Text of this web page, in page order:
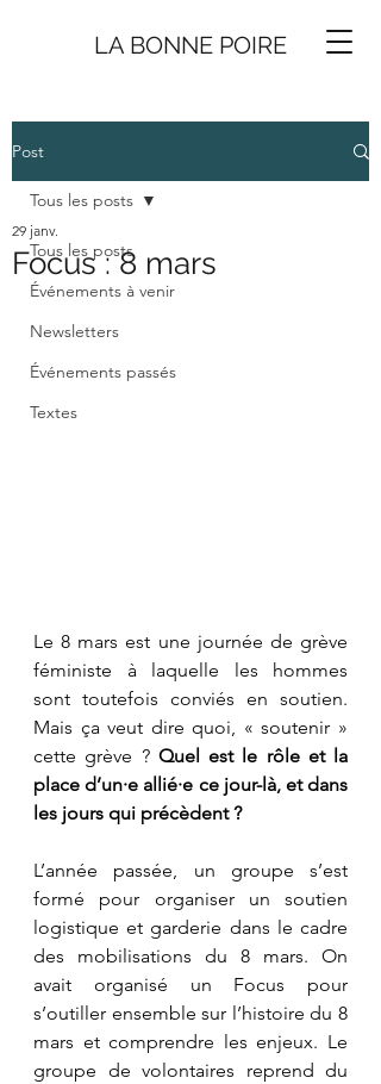
LA BONNE POIRE
Post
Tous les posts
Événements à venir
Newsletters
Événements passés
Textes
Tous les posts
Focus : 8 mars
29 janv.
Le 8 mars est une journée de grève
féministe à laquelle les hommes
sont toutefois conviés en soutien.
Mais ça veut dire quoi, « soutenir »
cette grève ? Quel est le rôle et la
place d’un·e allié·e ce jour-là, et dans
les jours qui précèdent ?
L’année passée, un groupe s’est
formé pour organiser un soutien
logistique et garderie dans le cadre
des mobilisations du 8 mars. On
avait organisé un Focus pour
s’outiller ensemble sur l’histoire du 8
mars et comprendre les enjeux. Le
groupe de volontaires reprend du